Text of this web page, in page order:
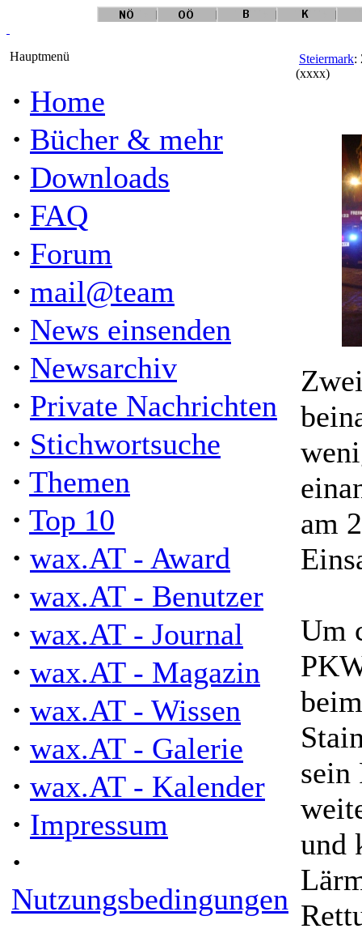
Hauptmenü
· Home
· Bücher & mehr
· Downloads
· FAQ
· Forum
· mail@team
· News einsenden
· Newsarchiv
· Private Nachrichten
· Stichwortsuche
· Themen
· Top 10
· wax.AT - Award
· wax.AT - Benutzer
· wax.AT - Journal
· wax.AT - Magazin
· wax.AT - Wissen
· wax.AT - Galerie
· wax.AT - Kalender
· Impressum
·
Nutzungsbedingungen
Steiermark:
(xxxx)
am
Um
sein
und